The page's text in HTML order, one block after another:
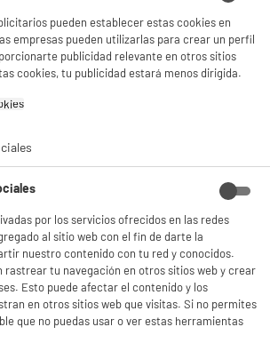
pueden establecer estas cookies en
empresas pueden utilizarlas para crear un perfil
publicidad relevante en otros sitios
cookies, tu publicidad estará menos dirigida.
por los servicios ofrecidos en las redes
al sitio web con el fin de darte la
nuestro contenido con tu red y conocidos.
rastrear tu navegación en otros sitios web y crear
Esto puede afectar el contenido y los
en otros sitios web que visitas. Si no permites
que no puedas usar o ver estas herramientas